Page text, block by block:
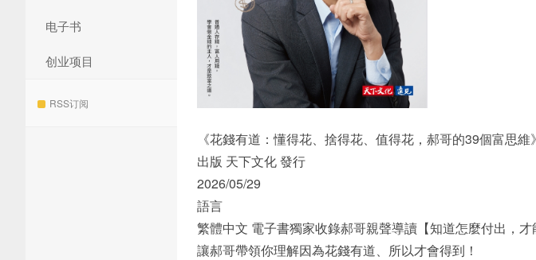
电子书
创业项目
RSS订阅
《花錢有道：懂得花、捨得花、值得花，郝哥的39個富思維
出版 天下文化 發行
2026/05/29
語言
繁體中文 電子書獨家收錄郝哥親聲導讀【知道怎麼付出，才
讓郝哥帶領你理解因為花錢有道、所以才會得到！